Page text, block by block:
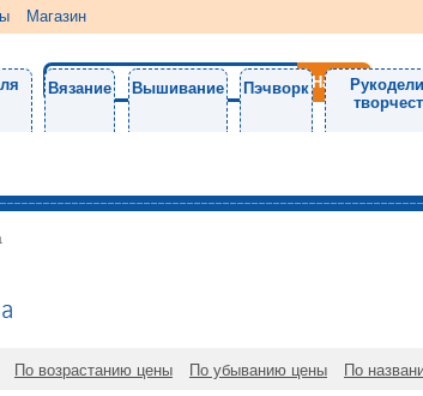
Магазин
Вязание Вышивание Пэчворк
По возрастанию цены По убыванию цены По